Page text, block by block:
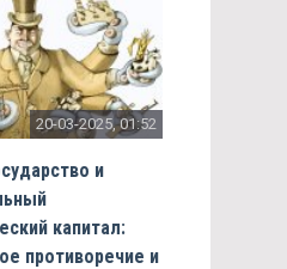
20-03-2025, 01:52
и
капитал:
противоречие и